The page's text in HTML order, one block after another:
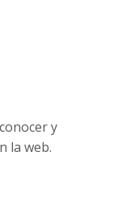
y
la web.